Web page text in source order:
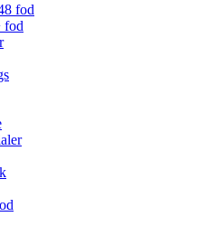
fod
fod